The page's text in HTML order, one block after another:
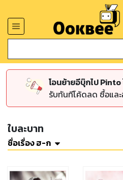
โอนย้ายอีบุ๊กไป
รับทันทีโค้ดลด ซื้อแล
ใบละบาท
ชื่อเรื่อง ฮ-ก